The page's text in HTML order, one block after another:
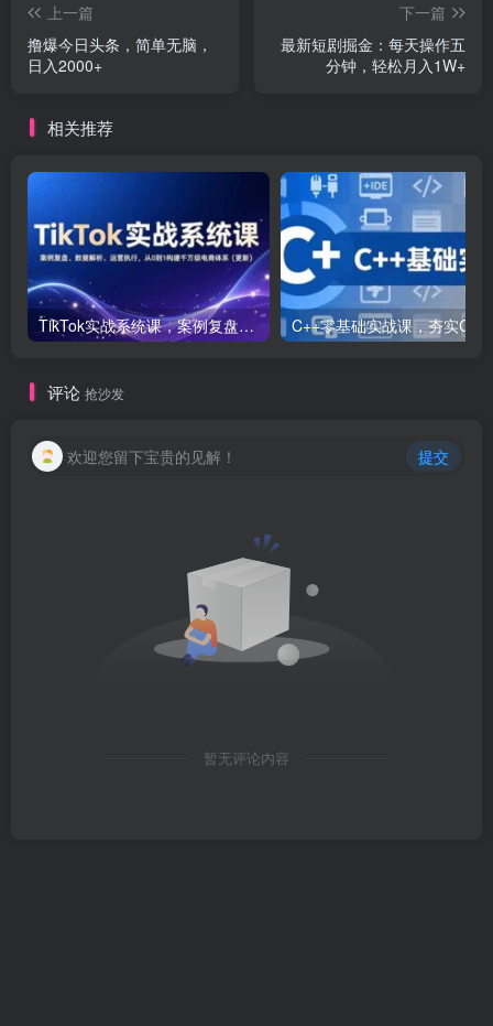
上一篇
撸爆今日头条，简单无脑，
日入2000+
下一篇
最新短剧掘金：每天操作五
分钟，轻松月入1W+
相关推荐
TikTok实战系统课，案例复盘、数据解析、运营执行，从0到1构建千万级电商体系（更新）
评论 抢沙发
欢迎您留下宝贵的见解！ 提交
暂无评论内容